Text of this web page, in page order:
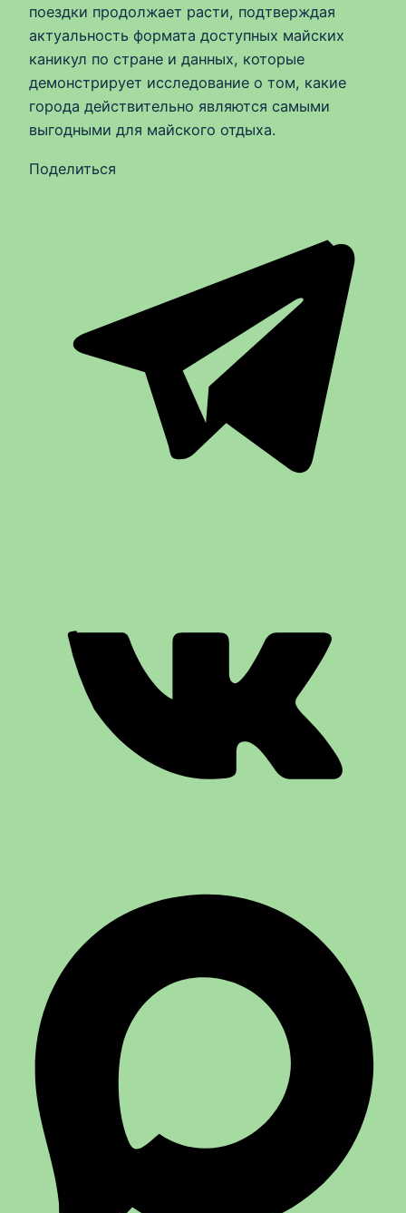
поездки продолжает расти, подтверждая
актуальность формата доступных майских
каникул по стране и данных, которые
демонстрирует исследование о том, какие
города действительно являются самыми
выгодными для майского отдыха.
Поделиться